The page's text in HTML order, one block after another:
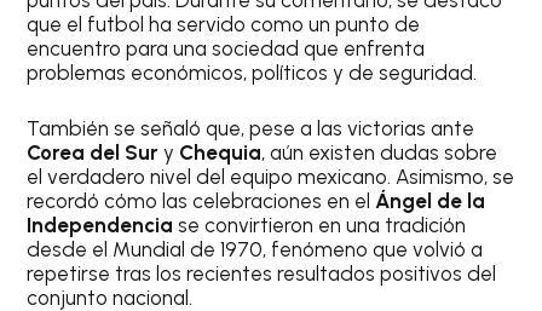
que el futbol ha servido como un punto de
encuentro para una sociedad que enfrenta
problemas económicos, políticos y de seguridad.
También se señaló que, pese a las victorias ante
Corea del Sur y Chequia, aún existen dudas sobre
el verdadero nivel del equipo mexicano. Asimismo, se
recordó cómo las celebraciones en el Ángel de la
Independencia se convirtieron en una tradición
desde el Mundial de 1970, fenómeno que volvió a
repetirse tras los recientes resultados positivos del
conjunto nacional.